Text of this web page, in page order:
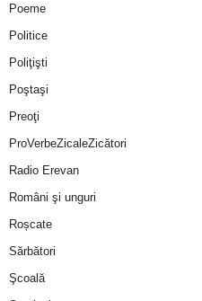
Poeme
Politice
Poliţişti
Poştaşi
Preoţi
ProVerbeZicaleZicători
Radio Erevan
Români şi unguri
Roșcate
Sărbători
Şcoală